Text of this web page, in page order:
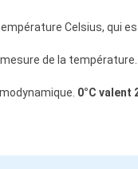
Celsius,
de la température.
0°C valent